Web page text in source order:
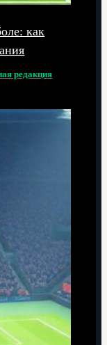
как
редакция